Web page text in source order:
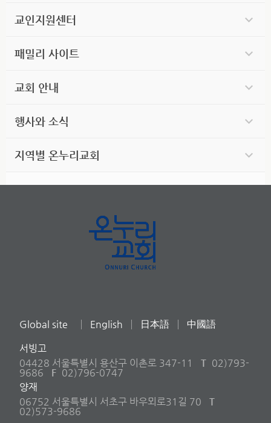
교인지원센터
패밀리 사이트
교회 안내
행사와 소식
지역별 온누리교회
Global site English 日本語 中國語
서빙고
04428 서울특별시 용산구 이촌로 347-11
T 02)793-
9686
F 02)796-0747
양재
06752 서울특별시 서초구 바우뫼로31길 70
T
02)573-9686